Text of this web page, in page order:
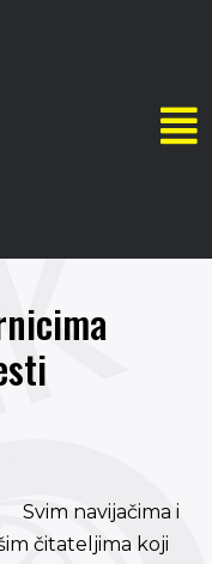
Svim navijačima i
čitateljima koji